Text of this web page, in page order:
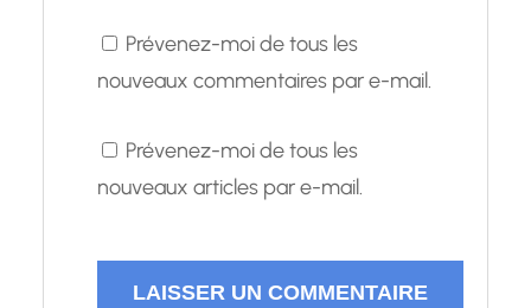
Prévenez-moi de tous les
nouveaux commentaires par e-mail.
Prévenez-moi de tous les
nouveaux articles par e-mail.